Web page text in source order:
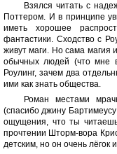
Взялся читать с
Поттером. И в принципе
иметь хорошее
фантастики. Сходство с
живут маги. Но сама магия
обычных людей (что мне
Роулинг, зачем два
ими как знать общества.
Роман местами
(спасибо джину Бартимеусу
ощущения, что ты
прочтении Шторм-вора
детским, но он очень лёгок